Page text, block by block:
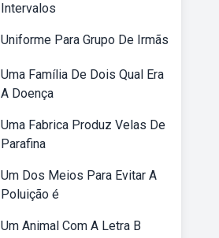
Intervalos
Uniforme Para Grupo De Irmãs
Uma Família De Dois Qual Era
A Doença
Uma Fabrica Produz Velas De
Parafina
Um Dos Meios Para Evitar A
Poluição é
Um Animal Com A Letra B